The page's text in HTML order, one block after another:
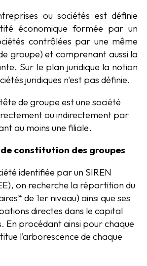
ou sociétés est définie
économique formée par un
contrôlées par une même
groupe) et comprenant aussi la
Sur le plan juridique la notion
juridiques n'est pas définie.
de groupe est une société
ou indirectement par
au moins une filiale.
constitution des groupes
identifiée par un SIREN
on recherche la répartition du
de 1er niveau) ainsi que ses
directes dans le capital
En procédant ainsi pour chaque
l’arborescence de chaque